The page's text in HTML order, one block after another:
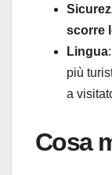
scorre
Lingua
più
a
Cosa